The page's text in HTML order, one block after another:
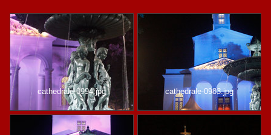
cathedrale-0994.jpg cathedrale-0983.jpg